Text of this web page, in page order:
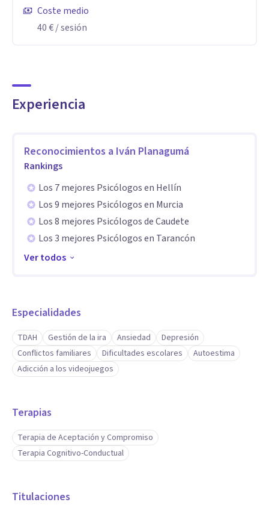
Coste medio
40 €/ sesión
Experiencia
Reconocimientos a Iván Planagumá
Rankings
Los 7 mejores Psicólogos en Hellín
Los 9 mejores Psicólogos en Murcia
Los 8 mejores Psicólogos de Caudete
Los 3 mejores Psicólogos en Tarancón
Ver todos
Especialidades
TDAH Gestión de la ira Ansiedad
Depresión
Conflictos familiares
Dificultades escolares
Autoestima
Adicción a los videojuegos
Terapias
Terapia de Aceptación y Compromiso
Terapia Cognitivo-Conductual
Titulaciones